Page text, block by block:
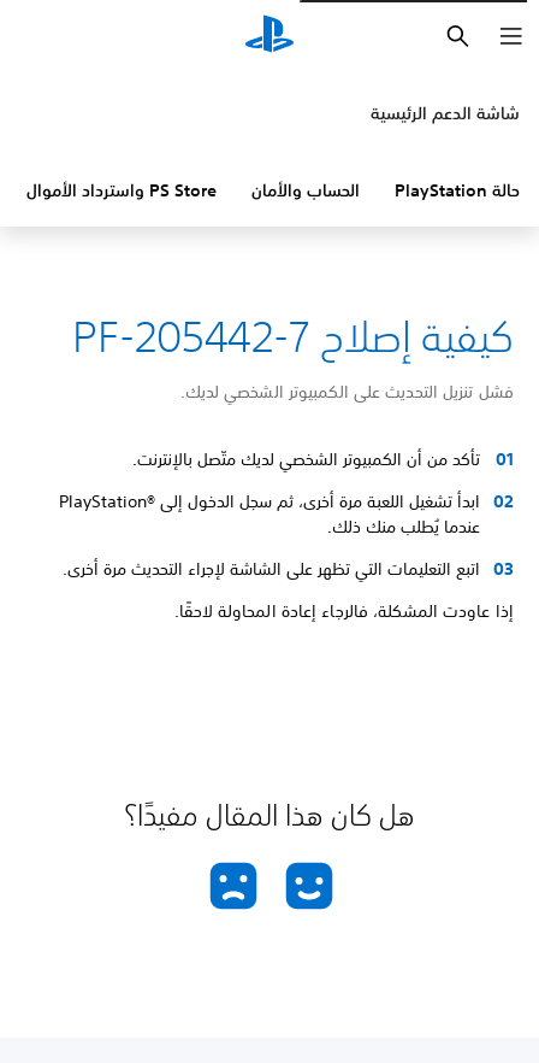
شاشة الدعم الرئيسية
حالة PlayStation الحساب والأمان PS Store واسترداد الأموال
كيفية إصلاح PF-205442-7
فشل تنزيل التحديث على الكمبيوتر الشخصي لديك.
تأكد من أن الكمبيوتر الشخصي لديك متّصل بالإنترنت.
ابدأ تشغيل اللعبة مرة أخرى، ثم سجل الدخول إلى PlayStation®‎
عندما يُطلب منك ذلك.
اتبع التعليمات التي تظهر على الشاشة لإجراء التحديث مرة أخرى.
إذا عاودت المشكلة، فالرجاء إعادة المحاولة لاحقًا.
هل كان هذا المقال مفيدًا؟